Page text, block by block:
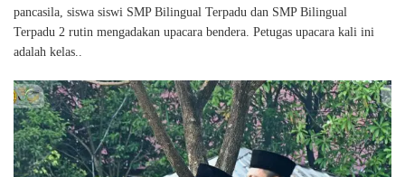
pancasila, siswa siswi SMP Bilingual Terpadu dan SMP Bilingual
Terpadu 2 rutin mengadakan upacara bendera. Petugas upacara kali ini
adalah kelas..